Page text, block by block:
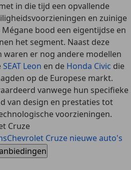
in die tijd een opvallende
en zuinige
bood een eigentijdse en
het segment. Naast deze
er nog andere modellen
SEAT Leon en de Honda Civic die
op de Europese markt.
vanwege hun specifieke
van design en prestaties tot
voorzieningen.
Cruze
Chevrolet Cruze nieuwe auto's